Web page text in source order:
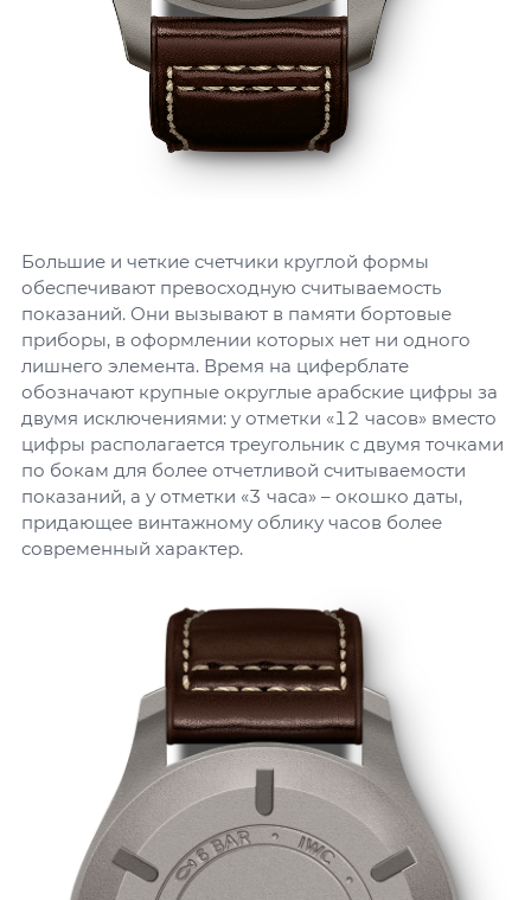
Большие и четкие счетчики круглой формы
обеспечивают превосходную считываемость
показаний. Они вызывают в памяти бортовые
приборы, в оформлении которых нет ни одного
лишнего элемента. Время на циферблате
обозначают крупные округлые арабские цифры за
двумя исключениями: у отметки «12 часов» вместо
цифры располагается треугольник с двумя точками
по бокам для более отчетливой считываемости
показаний, а у отметки «3 часа» – окошко даты,
придающее винтажному облику часов более
современный характер.